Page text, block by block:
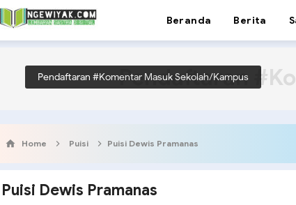
Beranda Berita
Pendaftaran #Komentar Masuk Sekolah/Kampus
Pendaftaran
Home Puisi Puisi Dewis Pramanas
Puisi Dewis Pramanas